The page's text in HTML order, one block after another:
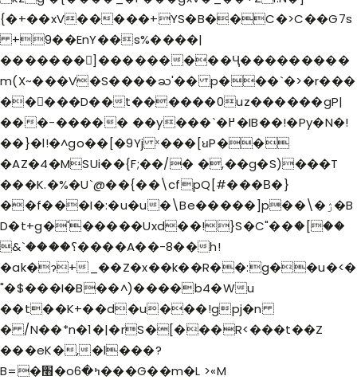
{�+��xV�����+YS�B��C�>C��G7s
+9��EnY��s%����|
�������]���������Ҷ���������
m(X~���V�S����ႀ'�� p���`�>�r���
��􊣥���D��t������0uz������gP|
���-����� ��y���`�߂�IB��!�Py�N�!
��}�l!�^go��[�9Yj ˣ���[ꞟP��
�AZ�4�MSUi��{F;��/� �,��g�S)���T
���K.�%�U`@��{��\cfpQ[#���Β�}
��f���I�:�u�u�\Be�����]p��\�ۯ�B
D�t+g�'�����Uxd��!}S�C"��ަ�[��
&`����؟����A��-8��h!
�ak�ɂ+_��Z�x��k��R��:g��u�<�
"�$���I�B��^)����b4�Wu
��t��K+��d�u���!gpj�n
� /N��*n�1�|�rS�[���R<���t��Z
���eK�,�l���?
B=�׫�oߤ�6���G��m�L >«M